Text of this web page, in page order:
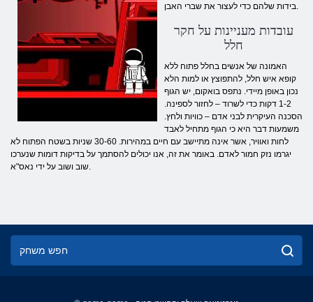
בידות שלהם כדי לעצור את שברי האבן.
עובדות מעניינות על חקר
חלל
האמונה של אנשים בחלל פתוח ללא
קופא איש חלל, להתפוצץ או למות הלא
נכון באופן מיידי. נתפס בואקום, יש הגוף
1-2 דקות כדי לשרוד – לחזור לספינה.
הסכנה העיקרית לבני אדם – כוויות ולחץ.
משמעות דבר היא כי הגוף מתחיל לאבד
לחות ואוויר, אשר אינה מתיישב עם חיים במהירות. 30-60 שניות בשטח הפתוח לא
יגרמו נזק חמור לאדם. באומר את זה, אנו יכולים להסתמך על בדיקות דומות שנערכו
שוב ושוב על ידי נאס"א.